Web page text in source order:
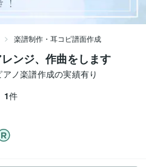
楽譜制作・耳コピ譜面作成
ンジ、作曲をします
ノ楽譜作成の実績有り
1件